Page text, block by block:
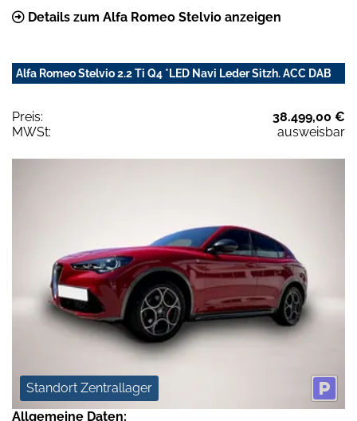
Details zum Alfa Romeo Stelvio anzeigen
Alfa Romeo Stelvio 2.2 Ti Q4 *LED Navi Leder Sitzh. ACC DAB
Preis:
38.499,00 €
MWSt:
ausweisbar
Standort Zentrallager
Allgemeine Daten: